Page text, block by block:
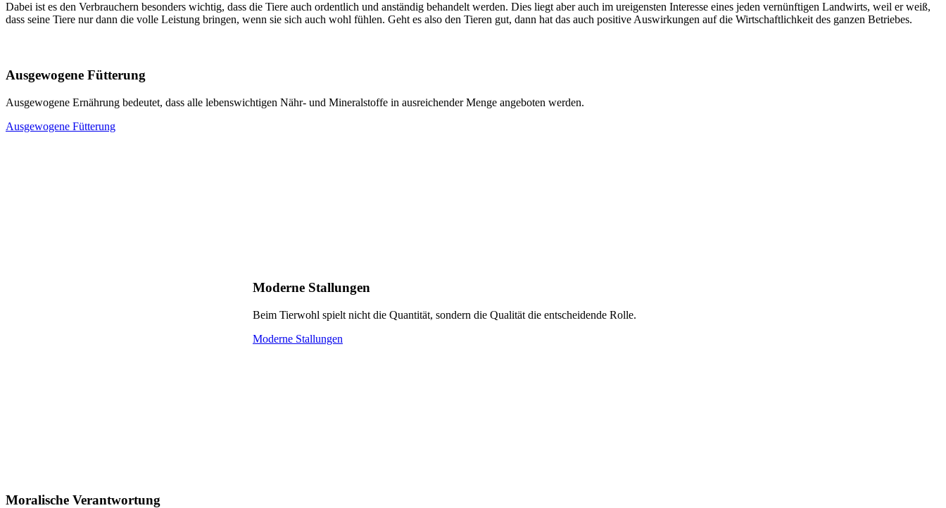
Dabei ist es den Verbrauchern besonders wichtig, dass die Tiere auch ordentlich und anständig behandelt werden. Dies liegt aber auch im ureigensten Interesse eines jeden vernünftigen Landwirts, weil er weiß,
dass seine Tiere nur dann die volle Leistung bringen, wenn sie sich auch wohl fühlen. Geht es also den Tieren gut, dann hat das auch positive Auswirkungen auf die Wirtschaftlichkeit des ganzen Betriebes.
Ausgewogene Fütterung
Ausgewogene Ernährung bedeutet, dass alle lebenswichtigen Nähr- und Mineralstoffe in ausreichender Menge angeboten werden.
Ausgewogene Fütterung
Moderne Stallungen
Beim Tierwohl spielt nicht die Quantität, sondern die Qualität die entscheidende Rolle.
Moderne Stallungen
Moralische Verantwortung